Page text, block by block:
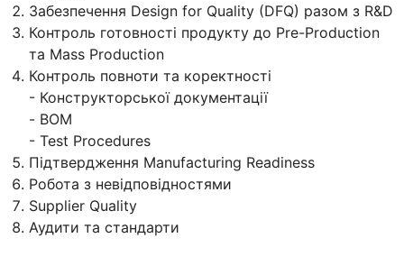
Забезпечення Design for Quality (DFQ) разом з R&D
Контроль готовності продукту до Pre-Production
та Mass Production
Контроль повноти та коректності
- Конструкторської документації
- BOM
- Test Procedures
Підтвердження Manufacturing Readiness
Робота з невідповідностями
Supplier Quality
Аудити та стандарти